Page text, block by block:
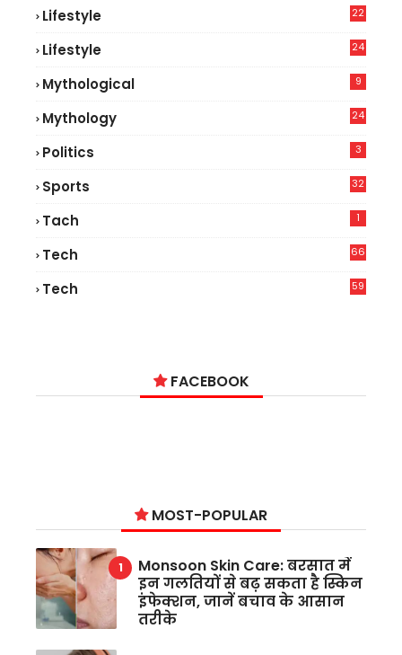
Lifestyle
22
Lifestyle
24
Mythological 9
Mythology 24
Politics 3
Sports 32
Tach 1
Tech
66
Tech
59
FACEBOOK
MOST-POPULAR
Monsoon Skin Care: बरसात में
इन गलतियों से बढ़ सकता है स्किन
इंफेक्शन, जानें बचाव के आसान
तरीके